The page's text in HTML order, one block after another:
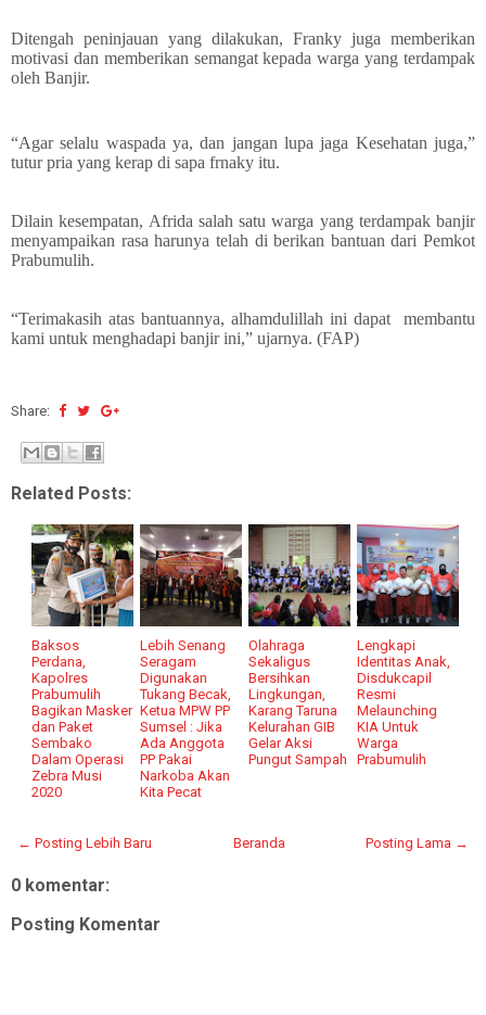
Ditengah peninjauan yang dilakukan, Franky juga memberikan
motivasi dan memberikan semangat kepada warga yang terdampak
oleh Banjir.
“Agar selalu waspada ya, dan jangan lupa jaga Kesehatan juga,”
tutur pria yang kerap di sapa frnaky itu.
Dilain kesempatan, Afrida salah satu warga yang terdampak banjir
menyampaikan rasa harunya telah di berikan bantuan dari Pemkot
Prabumulih.
“Terimakasih atas bantuannya, alhamdulillah ini dapat membantu
kami untuk menghadapi banjir ini,” ujarnya. (FAP)
Share:
Related Posts:
Baksos
Perdana,
Kapolres
Prabumulih
Bagikan Masker
dan Paket
Sembako
Dalam Operasi
Zebra Musi
2020
Lebih Senang
Seragam
Digunakan
Tukang Becak,
Ketua MPW PP
Sumsel : Jika
Ada Anggota
PP Pakai
Narkoba Akan
Kita Pecat
Olahraga
Sekaligus
Bersihkan
Lingkungan,
Karang Taruna
Kelurahan GIB
Gelar Aksi
Pungut Sampah
Lengkapi
Identitas Anak,
Disdukcapil
Resmi
Melaunching
KIA Untuk
Warga
Prabumulih
← Posting Lebih Baru Posting Lama →
Beranda
0 komentar:
Posting Komentar